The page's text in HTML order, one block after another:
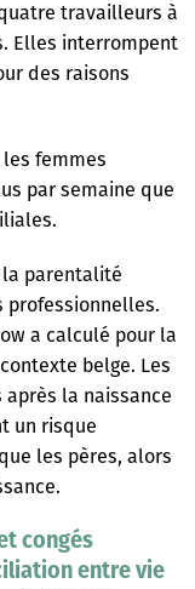
travailleurs à
Elles interrompent
des raisons
femmes
par semaine que
parentalité
professionnelles.
a calculé pour la
belge. Les
la naissance
un risque
les pères, alors
congés
entre vie